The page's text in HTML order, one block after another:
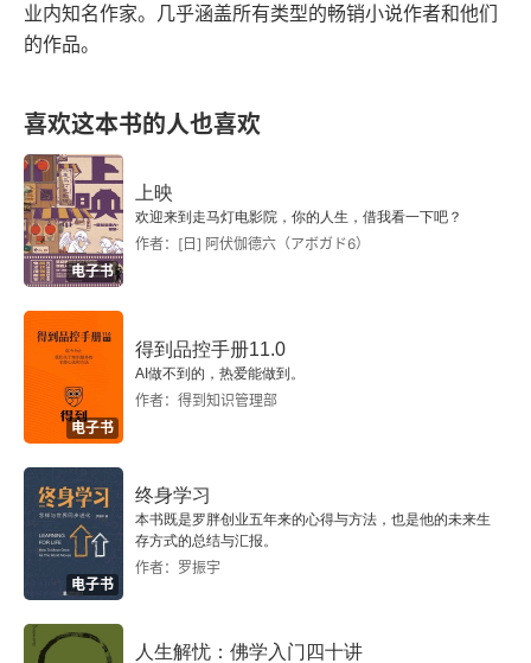
业内知名作家。几乎涵盖所有类型的畅销小说作者和他们
的作品。
喜欢这本书的人也喜欢
电子书
上映
欢迎来到走马灯电影院，你的人生，借我看一下吧？
作者：[日] 阿伏伽德六（アボガド6）
电子书
得到品控手册11.0
AI做不到的，热爱能做到。
作者：得到知识管理部
电子书
终身学习
本书既是罗胖创业五年来的心得与方法，也是他的未来生
存方式的总结与汇报。
作者：罗振宇
人生解忧：佛学入门四十讲